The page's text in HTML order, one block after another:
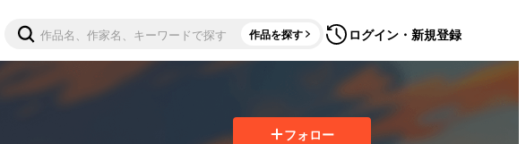
作品を探す ログイン・新規登録
フォロー